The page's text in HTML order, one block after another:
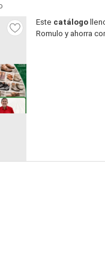
Este catálogo
Romulo y ahorra